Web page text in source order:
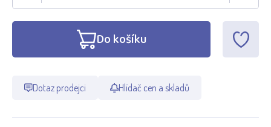
Do košíku
Dotaz prodejci Hlídač cen a skladů